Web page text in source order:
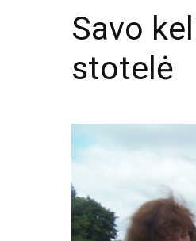
Savo
stotelė